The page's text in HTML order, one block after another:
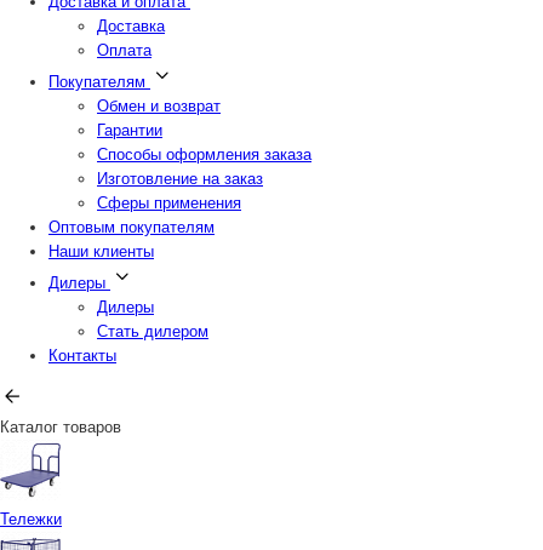
Доставка
Оплата
Покупателям
Обмен и возврат
Гарантии
Способы оформления заказа
Изготовление на заказ
Сферы применения
Оптовым покупателям
Наши клиенты
Дилеры
Дилеры
Стать дилером
Контакты
Каталог товаров
Тележки